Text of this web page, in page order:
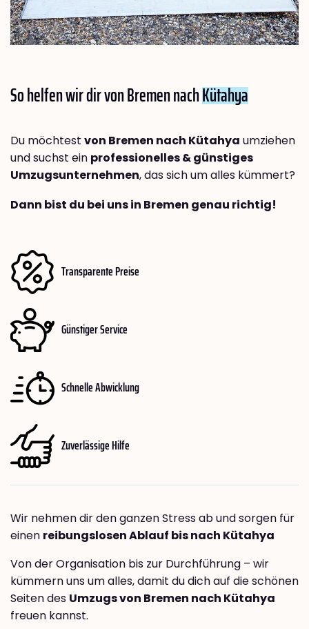
So helfen wir dir von Bremen nachKütahya
Du möchtest von Bremen nach Kütahya umziehen
und suchst ein professionelles & günstiges
Umzugsunternehmen, das sich um alles kümmert?
Dann bist du bei uns in Bremen genau richtig!
Transparente Preise
Günstiger Service
Schnelle Abwicklung
Zuverlässige Hilfe
Wir nehmen dir den ganzen Stress ab und sorgen für
einen reibungslosen Ablauf bis nach Kütahya
Von der Organisation bis zur Durchführung – wir
kümmern uns um alles, damit du dich auf die schönen
Seiten des Umzugs von Bremen nach Kütahya
freuen kannst.